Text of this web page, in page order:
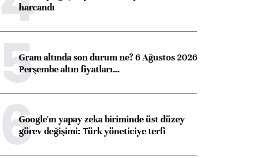
harcandı
5Gram altında son durum ne? 6 Ağustos 2026
Perşembe altın fiyatları…
6Google'ın yapay zeka biriminde üst düzey
görev değişimi: Türk yöneticiye terfi